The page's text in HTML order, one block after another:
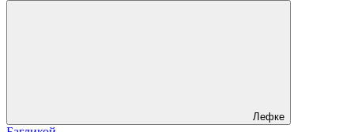
Лефке